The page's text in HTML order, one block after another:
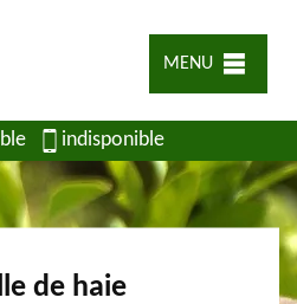
MENU
indisponible
de haie